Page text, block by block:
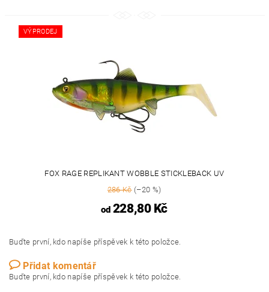
VÝPRODEJ
FOX RAGE REPLIKANT WOBBLE STICKLEBACK UV
286 Kč(–20 %)
od228,80 Kč
Buďte první, kdo napíše příspěvek k této položce.
Přidat komentář
Buďte první, kdo napíše příspěvek k této položce.